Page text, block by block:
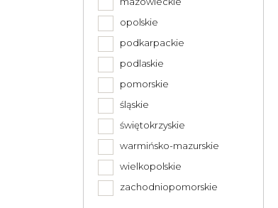
opolskie
podkarpackie
podlaskie
pomorskie
śląskie
świętokrzyskie
warmińsko-mazurskie
wielkopolskie
zachodniopomorskie